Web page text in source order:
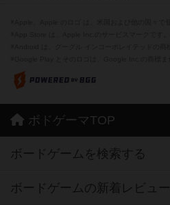
ボドゲーマTOP
ボードゲームを検索する
ボードゲームの新着レビュー